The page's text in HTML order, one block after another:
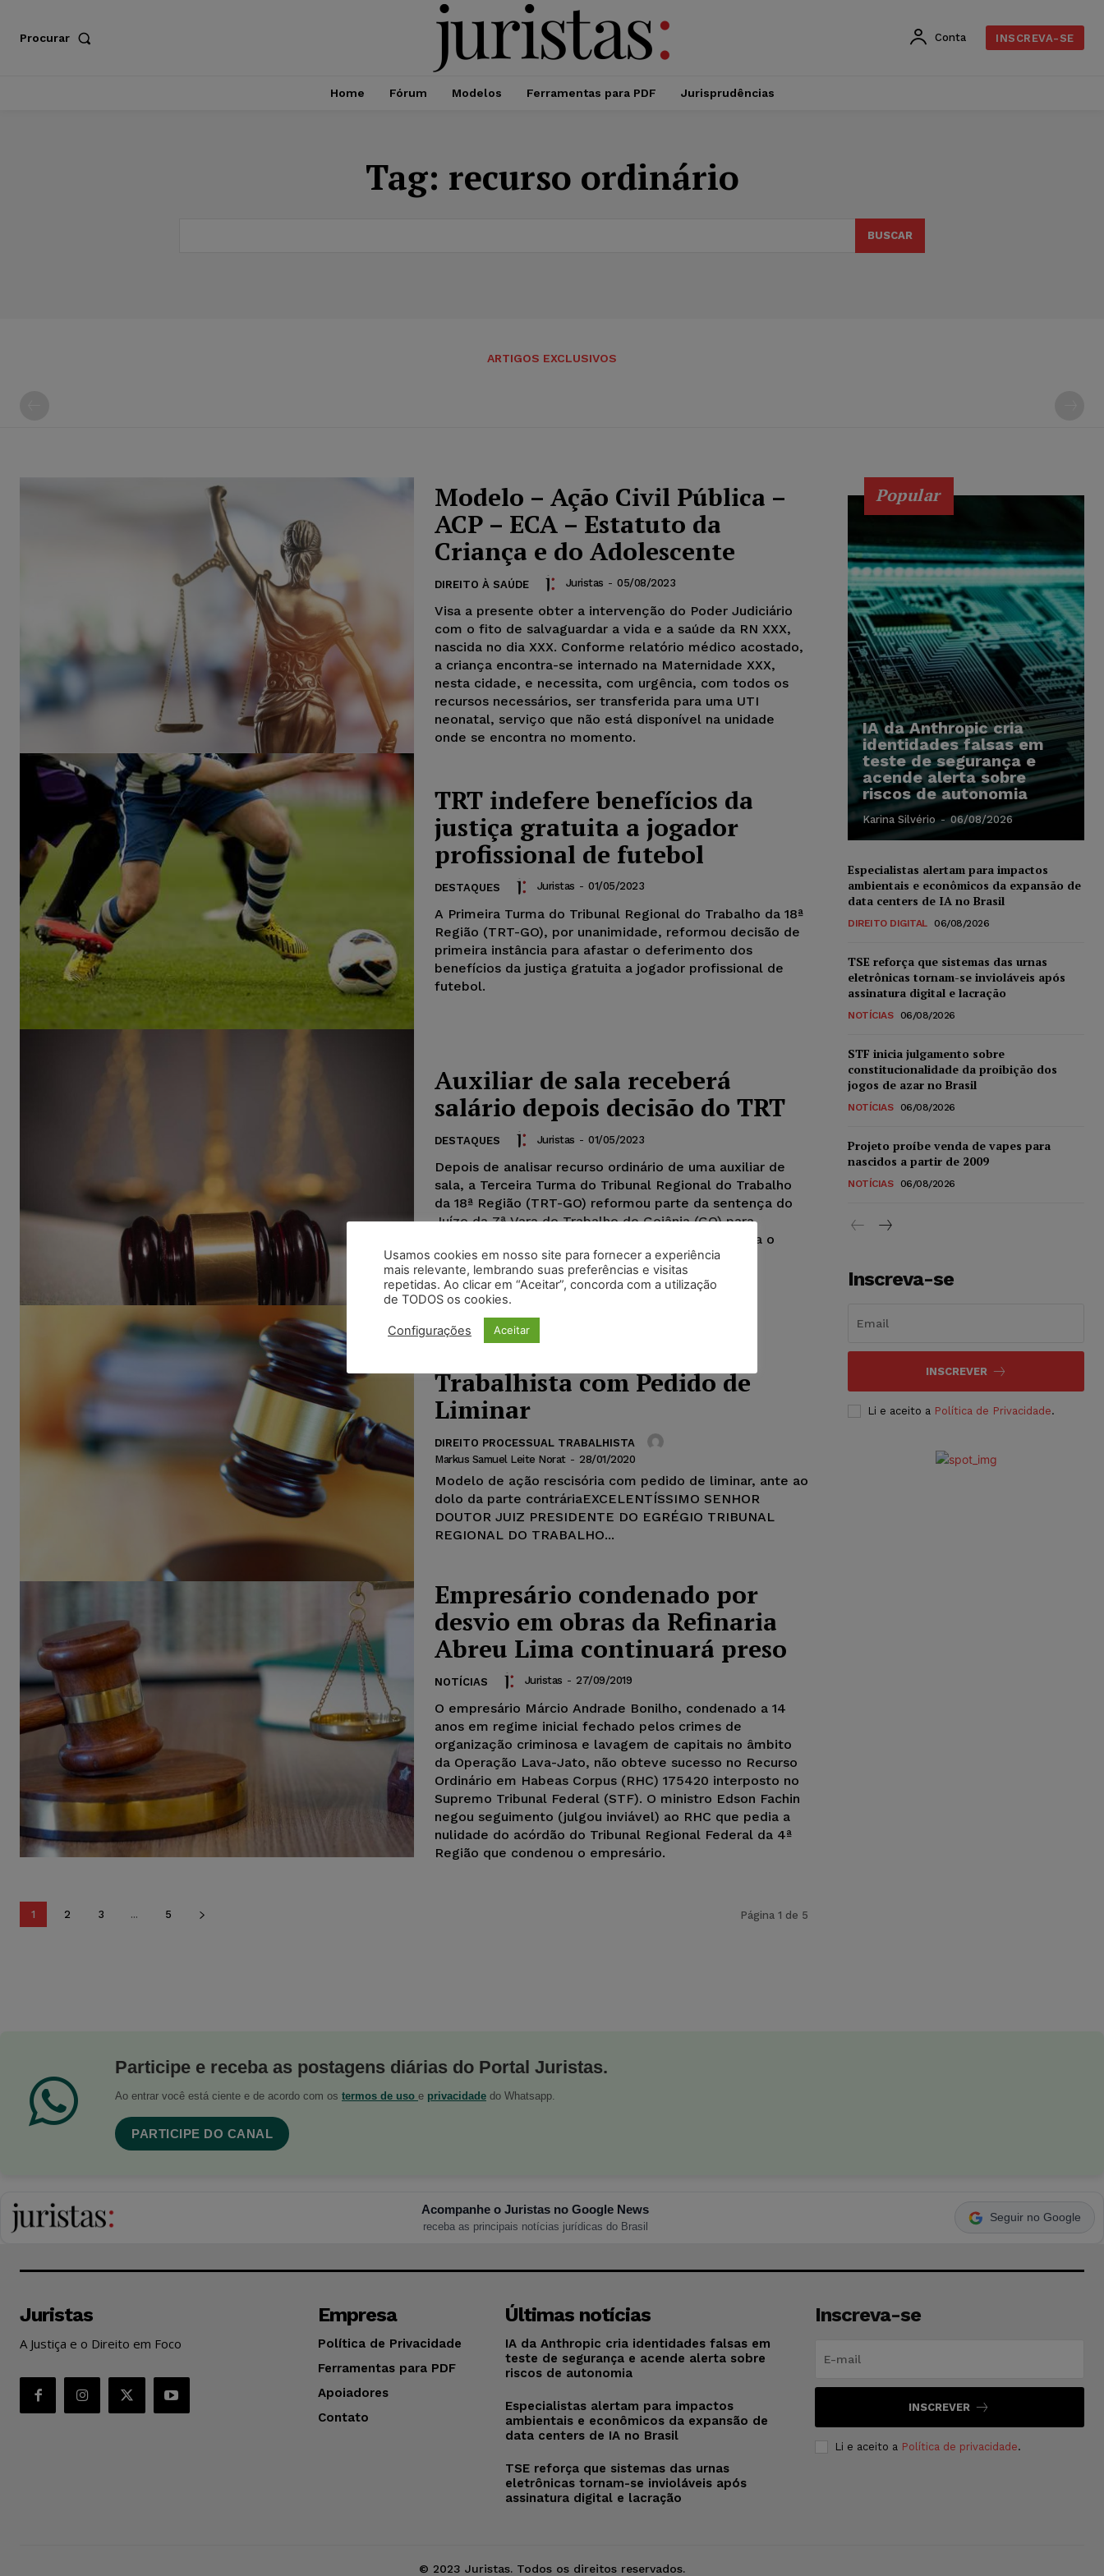
Procurar Conta INSCREVA-SE
Home Fórum Modelos Ferramentas para PDF Jurisprudências
Tag: recurso ordinário
BUSCAR
ARTIGOS EXCLUSIVOS
Modelo – Ação Civil Pública –
ACP – ECA – Estatuto da
Criança e do Adolescente
DIREITO À SAÚDE Juristas - 05/08/2023
Visa a presente obter a intervenção do Poder Judiciário
com o fito de salvaguardar a vida e a saúde da RN XXX,
nascida no dia XXX. Conforme relatório médico acostado,
a criança encontra-se internado na Maternidade XXX,
nesta cidade, e necessita, com urgência, com todos os
recursos necessários, ser transferida para uma UTI
neonatal, serviço que não está disponível na unidade
onde se encontra no momento.
TRT indefere benefícios da
justiça gratuita a jogador
profissional de futebol
DESTAQUES Juristas - 01/05/2023
A Primeira Turma do Tribunal Regional do Trabalho da 18ª
Região (TRT-GO), por unanimidade, reformou decisão de
primeira instância para afastar o deferimento dos
benefícios da justiça gratuita a jogador profissional de
futebol.
Auxiliar de sala receberá
salário depois decisão do TRT
DESTAQUES Juristas - 01/05/2023
Depois de analisar recurso ordinário de uma auxiliar de
sala, a Terceira Turma do Tribunal Regional do Trabalho
da 18ª Região (TRT-GO) reformou parte da sentença do
Juízo da 7ª Vara do Trabalho de Goiânia (GO) para
determinar a uma escola que pague à trabalhadora o
salário relativo ao mês de janeiro do ano de 2021.
Trabalhista com Pedido de
Liminar
DIREITO PROCESSUAL TRABALHISTA
Markus Samuel Leite Norat - 28/01/2020
Modelo de ação rescisória com pedido de liminar, ante ao
dolo da parte contráriaEXCELENTÍSSIMO SENHOR
DOUTOR JUIZ PRESIDENTE DO EGRÉGIO TRIBUNAL
REGIONAL DO TRABALHO...
Empresário condenado por
desvio em obras da Refinaria
Abreu Lima continuará preso
NOTÍCIAS Juristas - 27/09/2019
O empresário Márcio Andrade Bonilho, condenado a 14
anos em regime inicial fechado pelos crimes de
organização criminosa e lavagem de capitais no âmbito
da Operação Lava-Jato, não obteve sucesso no Recurso
Ordinário em Habeas Corpus (RHC) 175420 interposto no
Supremo Tribunal Federal (STF). O ministro Edson Fachin
negou seguimento (julgou inviável) ao RHC que pedia a
nulidade do acórdão do Tribunal Regional Federal da 4ª
Região que condenou o empresário.
1 2 3 ... 5 Página 1 de 5
Popular
IA da Anthropic cria
identidades falsas em
teste de segurança e
acende alerta sobre
riscos de autonomia
Karina Silvério - 06/08/2026
Especialistas alertam para impactos
ambientais e econômicos da expansão de
data centers de IA no Brasil
DIREITO DIGITAL 06/08/2026
TSE reforça que sistemas das urnas
eletrônicas tornam-se invioláveis após
assinatura digital e lacração
NOTÍCIAS 06/08/2026
STF inicia julgamento sobre
constitucionalidade da proibição dos
jogos de azar no Brasil
NOTÍCIAS 06/08/2026
Projeto proíbe venda de vapes para
nascidos a partir de 2009
NOTÍCIAS 06/08/2026
Inscreva-se
INSCREVER
Li e aceito a Política de Privacidade.
Participe e receba as postagens diárias do Portal Juristas.
Ao entrar você está ciente e de acordo com os termos de uso e privacidade do Whatsapp.
PARTICIPE DO CANAL
Acompanhe o Juristas no Google News
receba as principais notícias jurídicas do Brasil
Seguir no Google
Juristas
A Justiça e o Direito em Foco
Empresa
Política de Privacidade
Ferramentas para PDF
Apoiadores
Contato
Últimas notícias
IA da Anthropic cria identidades falsas em
teste de segurança e acende alerta sobre
riscos de autonomia
Especialistas alertam para impactos
ambientais e econômicos da expansão de
data centers de IA no Brasil
TSE reforça que sistemas das urnas
eletrônicas tornam-se invioláveis após
assinatura digital e lacração
Inscreva-se
INSCREVER
Li e aceito a Política de privacidade.
© 2023 Juristas. Todos os direitos reservados.
Usamos cookies em nosso site para fornecer a experiência
mais relevante, lembrando suas preferências e visitas
repetidas. Ao clicar em “Aceitar”, concorda com a utilização
de TODOS os cookies.
Configurações Aceitar